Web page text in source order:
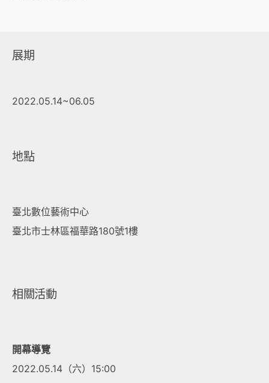
展期
2022.05.14~06.05
地點
臺北數位藝術中心
臺北市士林區福華路180號1樓
相關活動
開幕導覽
2022.05.14（六）15:00